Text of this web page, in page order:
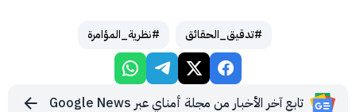
#تدقيق_الحقائق #نظرية_المؤامرة
تابع آخر الأخبار من مجلة أمناي عبر Google News